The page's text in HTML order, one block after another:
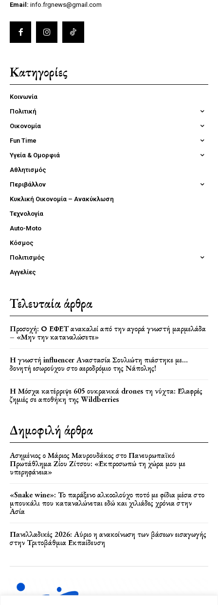
Email: info.frgnews@gmail.com
Κατηγορίες
Κοινωνία
Πολιτική
Οικονομία
Fun Time
Υγεία & Ομορφιά
Αθλητισμός
Περιβάλλον
Κυκλική Οικονομία – Ανακύκλωση
Τεχνολογία
Auto-Moto
Κόσμος
Πολιτισμός
Αγγελίες
Τελευταία άρθρα
Προσοχή: Ο ΕΦΕΤ ανακαλεί από την αγορά γνωστή μαρμελάδα
– «Μην την καταναλώσετε»
Η γνωστή influencer Αναστασία Σουλιώτη πιάστηκε με…
δονητή εσωρούχου στο αεροδρόμιο της Νάπολης!
Η Μόσχα κατέρριψε 605 ουκρανικά drones τη νύχτα: Ελαφρές
ζημιές σε αποθήκη της Wildberries
Δημοφιλή άρθρα
Ασημένιος ο Μάριος Μαυρουδάκος στο Πανευρωπαϊκό
Πρωτάθλημα Ζίου Ζίτσου: «Εκπροσωπώ τη χώρα μου με
υπερηφάνεια»
«Snake wine»: Το παράξενο αλκοολούχο ποτό με φίδια μέσα στο
μπουκάλι που καταναλώνεται εδώ και χιλιάδες χρόνια στην
Ασία
Πανελλαδικές 2026: Αύριο η ανακοίνωση των βάσεων εισαγωγής
στην Τριτοβάθμια Εκπαίδευση